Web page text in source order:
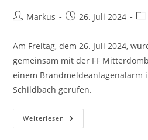
Markus 26. Juli 2024
Am Freitag, dem 26. Juli 2024,
gemeinsam mit der FF
einem Brandmeldeanlagenalarm
Schildbach gerufen.
Weiterlesen